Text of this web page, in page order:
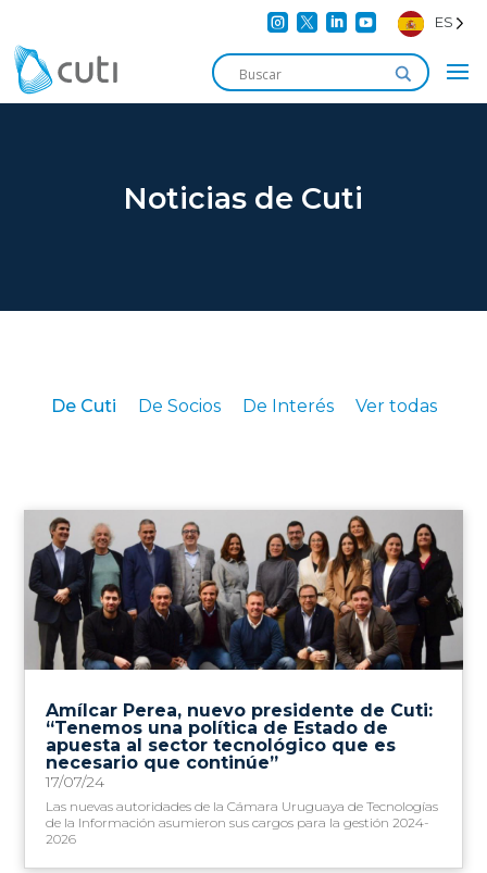
    ES
Noticias de Cuti
De Cuti De Socios De Interés Ver todas
Amílcar Perea, nuevo presidente de Cuti:
“Tenemos una política de Estado de
apuesta al sector tecnológico que es
necesario que continúe”
17/07/24
Las nuevas autoridades de la Cámara Uruguaya de Tecnologías
de la Información asumieron sus cargos para la gestión 2024-
2026